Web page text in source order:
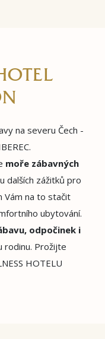
na severu Čech -
moře zábavných
dalších zážitků pro
Vám na to stačit
ubytování.
odpočinek i
rodinu. Prožijte
HOTELU